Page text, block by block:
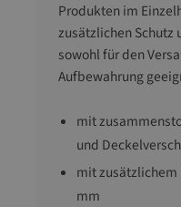
Produkten im
zusätzlichen
sowohl für den
Aufbewahrung
mit
und
mit zusätzlichem
mm